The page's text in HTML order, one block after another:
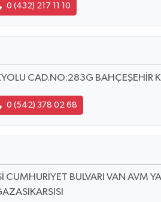
0 (432) 217 11 10
CAD.NO:283G BAHÇEŞEHİR
0 (542) 378 02 68
CUMHURİYET BULVARI VAN AVM